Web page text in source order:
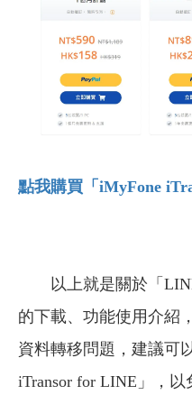
點我購買 「iMyFone
以上就是關於「LINE
的下載、功能使用介紹
資料轉移問題，建議可
iTransor for LINE」，